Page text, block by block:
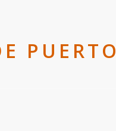
PUERTO